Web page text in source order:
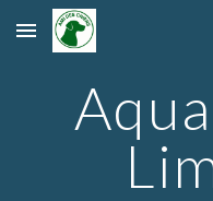
Skip to main content